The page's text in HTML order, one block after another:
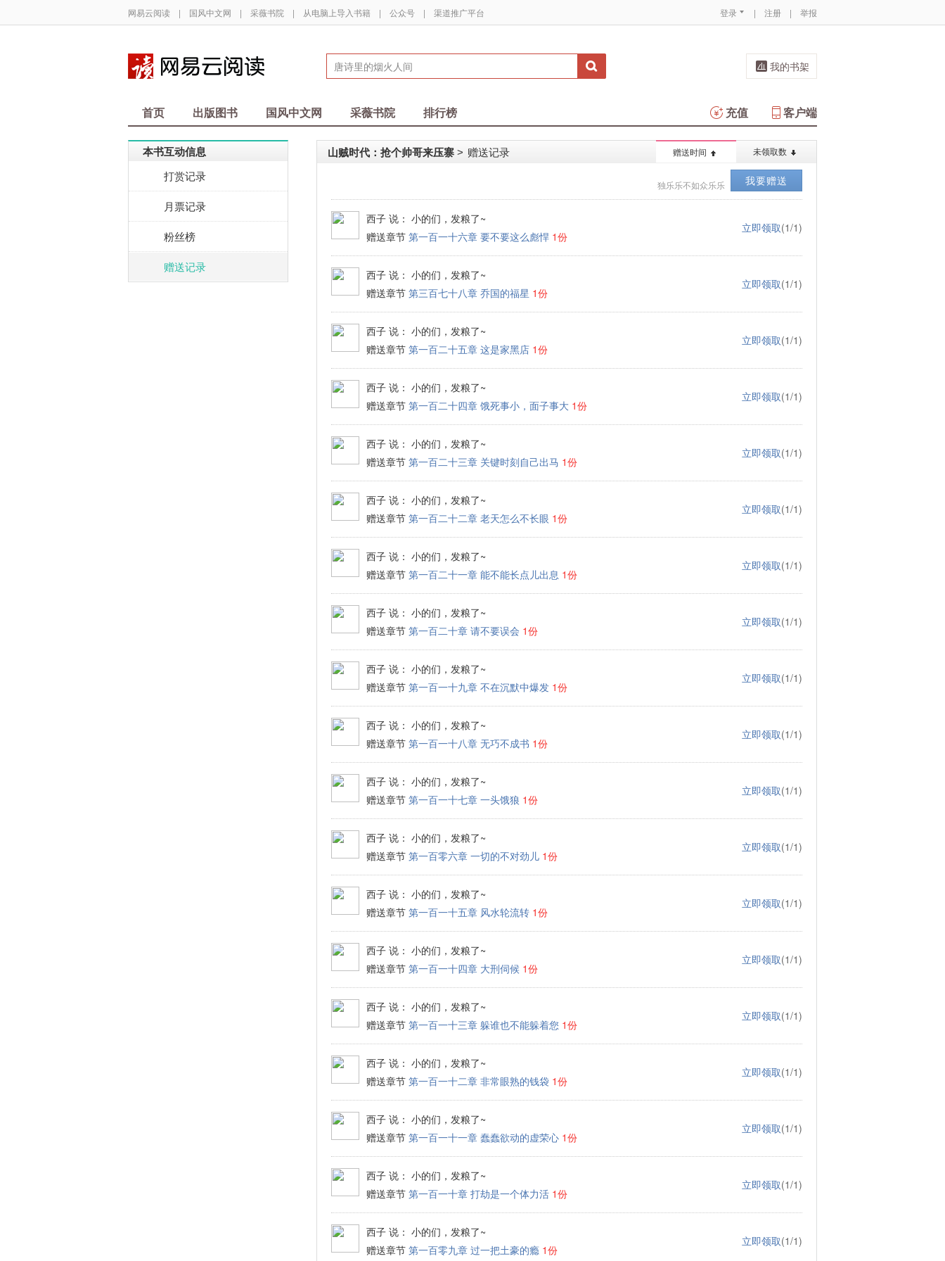
网易云阅读 | 国风中文网 | 采薇书院 | 从电脑上导入书籍 | 公众号 | 渠道推广平台 登录 | 注册 | 举报
我的书架
首页 出版图书 国风中文网 采薇书院 排行榜 客户端
充值
本书互动信息
打赏记录
月票记录
粉丝榜
赠送记录
赠送时间 未领取数
山贼时代：抢个帅哥来压寨 > 赠送记录
独乐乐不如众乐乐 我要赠送
西子 说： 小的们，发粮了~
赠送章节 第一百一十六章 要不要这么彪悍 1份
立即领取(1/1)
西子 说： 小的们，发粮了~
赠送章节 第三百七十八章 乔国的福星 1份
立即领取(1/1)
西子 说： 小的们，发粮了~
赠送章节 第一百二十五章 这是家黑店 1份
立即领取(1/1)
西子 说： 小的们，发粮了~
赠送章节 第一百二十四章 饿死事小，面子事大 1份
立即领取(1/1)
西子 说： 小的们，发粮了~
赠送章节 第一百二十三章 关键时刻自己出马 1份
立即领取(1/1)
西子 说： 小的们，发粮了~
赠送章节 第一百二十二章 老天怎么不长眼 1份
立即领取(1/1)
西子 说： 小的们，发粮了~
赠送章节 第一百二十一章 能不能长点儿出息 1份
立即领取(1/1)
西子 说： 小的们，发粮了~
赠送章节 第一百二十章 请不要误会 1份
立即领取(1/1)
西子 说： 小的们，发粮了~
赠送章节 第一百一十九章 不在沉默中爆发 1份
立即领取(1/1)
西子 说： 小的们，发粮了~
赠送章节 第一百一十八章 无巧不成书 1份
立即领取(1/1)
西子 说： 小的们，发粮了~
赠送章节 第一百一十七章 一头饿狼 1份
立即领取(1/1)
西子 说： 小的们，发粮了~
赠送章节 第一百零六章 一切的不对劲儿 1份
立即领取(1/1)
西子 说： 小的们，发粮了~
赠送章节 第一百一十五章 风水轮流转 1份
立即领取(1/1)
西子 说： 小的们，发粮了~
赠送章节 第一百一十四章 大刑伺候 1份
立即领取(1/1)
西子 说： 小的们，发粮了~
赠送章节 第一百一十三章 躲谁也不能躲着您 1份
立即领取(1/1)
西子 说： 小的们，发粮了~
赠送章节 第一百一十二章 非常眼熟的钱袋 1份
立即领取(1/1)
西子 说： 小的们，发粮了~
赠送章节 第一百一十一章 蠢蠢欲动的虚荣心 1份
立即领取(1/1)
西子 说： 小的们，发粮了~
赠送章节 第一百一十章 打劫是一个体力活 1份
立即领取(1/1)
西子 说： 小的们，发粮了~
赠送章节 第一百零九章 过一把土豪的瘾 1份
立即领取(1/1)